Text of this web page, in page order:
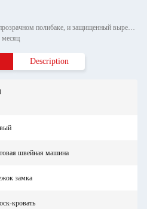
Упаковывая детали: Каждый блок в прозрачном полибаке, и защищенный вырезанной пеностойкой, затем упакован в двухстенную
месяц
Description
швейная машина
замка
кровать